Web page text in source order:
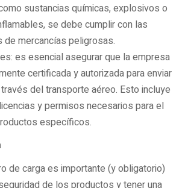
sustancias químicas, explosivos o
se debe cumplir con las
de mercancías peligrosas.
es esencial asegurar que la empresa
certificada y autorizada para enviar
del transporte aéreo. Esto incluye
y permisos necesarios para el
específicos.
de carga es importante (y obligatorio)
de los productos y tener una